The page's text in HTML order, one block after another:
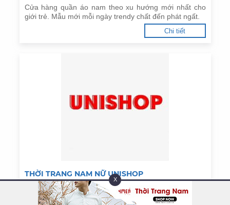
Cửa hàng quần áo nam theo xu hướng mới nhất cho
giới trẻ. Mẫu mới mỗi ngày trendy chất đến phát ngất.
Chi tiết
THỜI TRANG NAM NỮ UNISHOP
UniShop trang mua sắm trực tuyến của thương hiệu
thời trang Uniqlo, thời trang nam, nữ, phụ kiện, giúp
X